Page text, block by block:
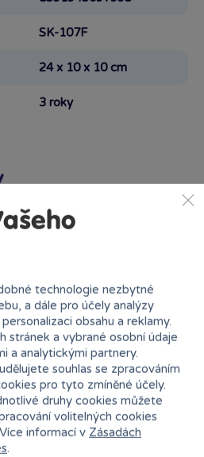
SK-107F
24 x 10 x 10 cm
3 roky
27 kamenných prodejen
technologie nezbytné
a dále pro účely analýzy
obsahu a reklamy.
stránek a vybrané osobní údaje
a analytickými partnery.
souhlas se zpracováním
pro tyto zmíněné účely.
druhy cookies můžete
volitelných cookies
informací v Zásadách
.